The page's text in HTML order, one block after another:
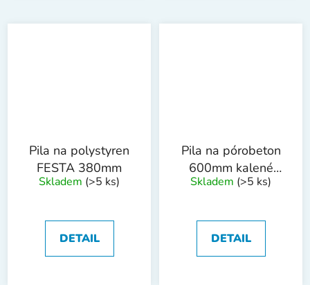
Pila na polystyren
FESTA 380mm
Skladem (>5 ks)
DETAIL
Pila na pórobeton
600mm kalené
zuby
Skladem (>5 ks)
DETAIL